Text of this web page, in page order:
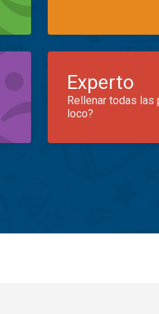
Experto
Rellenar todas las
loco?